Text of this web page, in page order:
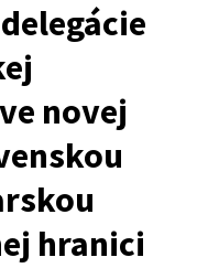
novej
hranici